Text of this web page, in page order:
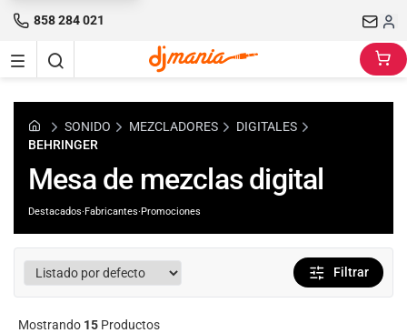
858 284 021
SONIDO MEZCLADORES
DIGITALES
BEHRINGER
Mesa de mezclas digital
Destacados·Fabricantes·Promociones
Filtrar
Mostrando 15 Productos